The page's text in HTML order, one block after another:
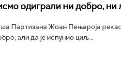
одиграли ни добро,
Партизана Жоан Пењароја
али да је испунио циљ...